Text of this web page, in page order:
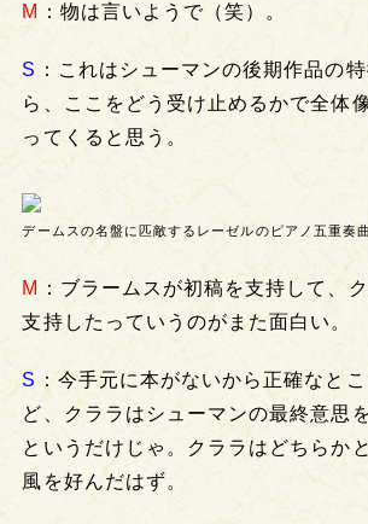
M ：物は言いようで（笑）。
S ：これはシューマンの後期作品の
ら、ここをどう受け止めるかで全体
ってくると思う。
デームスの名盤に匹敵するレーゼルのピアノ五重奏
M
：ブラームスが初稿を支持して、
支持したっていうのがまた面白い。
S ：今手元に本がないから正確なと
ど、クララはシューマンの最終意思
というだけじゃ。クララはどちらか
風を好んだはず。